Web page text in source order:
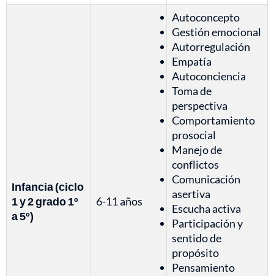
Infancia (ciclo
1 y 2 grado 1º
a 5º)
6-11 años
Autoconcepto
Gestión emocional
Autorregulación
Empatía
Autoconciencia
Toma de
perspectiva
Comportamiento
prosocial
Manejo de
conflictos
Comunicación
asertiva
Escucha activa
Participación y
sentido de
propósito
Pensamiento